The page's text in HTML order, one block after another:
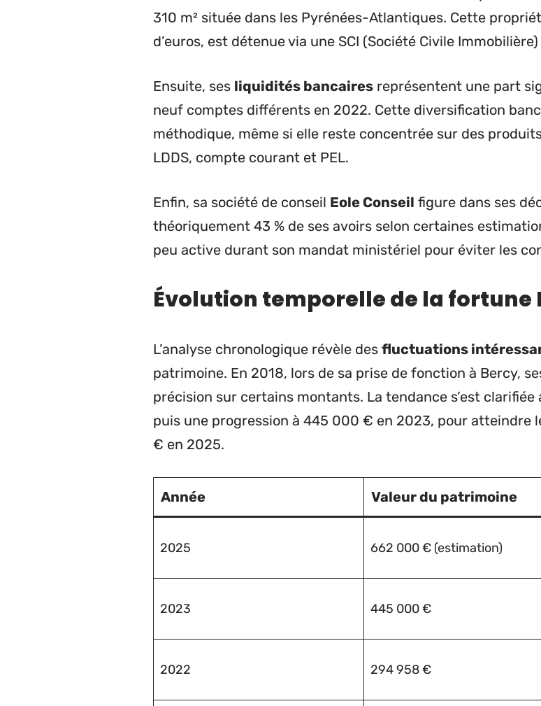
310 m² située dans les Pyrénées-Atlantiques. Cette
d’euros, est détenue via une SCI (Société Civile
Ensuite, ses liquidités bancaires représentent une part
neuf comptes différents en 2022. Cette diversification
méthodique, même si elle reste concentrée sur des
LDDS, compte courant et PEL.
Enfin, sa société de conseil Eole Conseil figure dans ses
théoriquement 43 % de ses avoirs selon certaines
peu active durant son mandat ministériel pour éviter les
Évolution temporelle de la fortune
L’analyse chronologique révèle des fluctuations
patrimoine. En 2018, lors de sa prise de fonction à Bercy,
précision sur certains montants. La tendance s’est
puis une progression à 445 000 € en 2023, pour atteindre
€ en 2025.
Année Valeur du patrimoine
2025 662 000 € (estimation)
2023 445 000 €
2022 294 958 €